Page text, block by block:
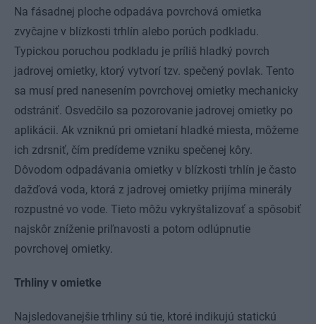
Na fásadnej ploche odpadáva povrchová omietka
zvyčajne v blízkosti trhlín alebo porúch podkladu.
Typickou poruchou podkladu je príliš hladký povrch
jadrovej omietky, ktorý vytvorí tzv. spečený povlak. Tento
sa musí pred nanesením povrchovej omietky mechanicky
odstrániť. Osvedčilo sa pozorovanie jadrovej omietky po
aplikácii. Ak vzniknú pri omietaní hladké miesta, môžeme
ich zdrsniť, čím predídeme vzniku spečenej kôry.
Dôvodom odpadávania omietky v blízkosti trhlín je často
dažďová voda, ktorá z jadrovej omietky prijíma minerály
rozpustné vo vode. Tieto môžu vykryštalizovať a spôsobiť
najskôr zníženie priľnavosti a potom odlúpnutie
povrchovej omietky.
Trhliny v omietke
Najsledovanejšie trhliny sú tie, ktoré indikujú statickú